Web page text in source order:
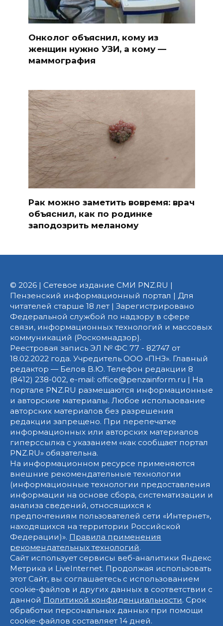
Онколог объяснил, кому из
женщин нужно УЗИ, а кому —
маммография
Рак можно заметить вовремя: врач
объяснил, как по родинке
заподозрить меланому
© 2026 | Сетевое издание СМИ PNZ.RU |
Пензенский информационный портал | Для
читателей старше 18 лет | Зарегистрировано
Федеральной службой по надзору в сфере
связи, информационных технологий и массовых
коммуникаций (Роскомнадзор).
Реестровая запись ЭЛ № ФС 77 - 82747 от
18.02.2022 года. Учредитель ООО «ПНЗ». Главный
редактор — Белов В.Ю. Телефон редакции 8
(8412) 238-002, e-mail: office@penzainform.ru | На
портале PNZ.RU размещаются информационные
и авторские материалы. Любое использование
авторских материалов без разрешения
редакции запрещено. При перепечатке
информационных или авторских материалов
гиперссылка с указанием «как сообщает портал
PNZ.RU» обязательна.
На информационном ресурсе применяются
внешние рекомендательные технологии
(информационные технологии предоставления
информации на основе сбора, систематизации и
анализа сведений, относящихся к
предпочтениям пользователей сети «Интернет»,
находящихся на территории Российской
Федерации)». Правила применения
рекомендательных технологий.
Сайт использует сервисы веб-аналитики Яндекс
Метрика и LiveInternet. Продолжая использовать
этот Сайт, вы соглашаетесь с использованием
cookie-файлов и других данных в соответствии с
данной Политикой конфиденциальности. Срок
обработки персональных данных при помощи
cookie-файлов составляет 14 дней.